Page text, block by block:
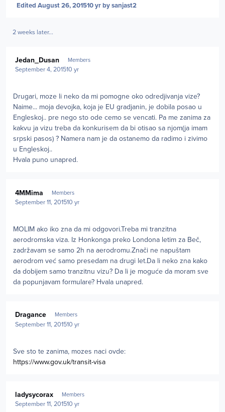
Edited August 26, 201510 yrby sanjast2
2 weeks later...
Jedan_Dusan Members
September 4, 201510 yr
Drugari, moze li neko da mi pomogne oko odredjivanja vize?
Naime... moja devojka, koja je EU gradjanin, je dobila posao u
Engleskoj.. pre nego sto ode cemo se vencati. Pa me zanima za
kakvu ja vizu treba da konkurisem da bi otisao sa njom(ja imam
srpski pasos) ? Namera nam je da ostanemo da radimo i zivimo
u Engleskoj..
Hvala puno unapred.
4MMima Members
September 11, 201510 yr
MOLIM ako iko zna da mi odgovori.Treba mi tranzitna
aerodromska viza. Iz Honkonga preko Londona letim za Beč,
zadržavam se samo 2h na aerodromu.Znači ne napuštam
aerodrom već samo presedam na drugi let.Da li neko zna kako
da dobijem samo tranzitnu vizu? Da li je moguće da moram sve
da popunjavam formulare? Hvala unapred.
Dragance Members
September 11, 201510 yr
Sve sto te zanima, mozes naci ovde:
https://www.gov.uk/transit-visa
ladysycorax Members
September 11, 201510 yr